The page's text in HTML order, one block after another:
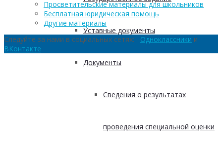
Уставные документы
Документы
Сведения о результатах
проведения специальной оценки
Просветительские материалы для школьников
Бесплатная юридическая помощь
Другие материалы
Следуйте за нами в социальных сетях: Одноклассники и
ВКонтакте